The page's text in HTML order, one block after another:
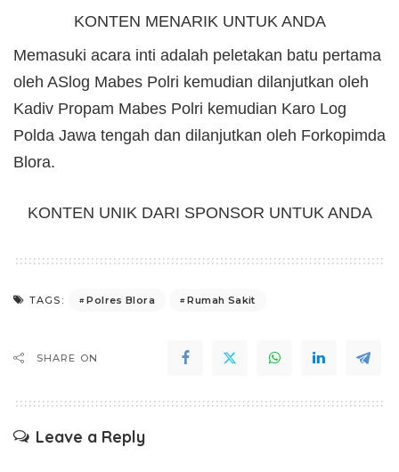
KONTEN MENARIK UNTUK ANDA
Memasuki acara inti adalah peletakan batu pertama
oleh ASlog Mabes Polri kemudian dilanjutkan oleh
Kadiv Propam Mabes Polri kemudian Karo Log
Polda Jawa tengah dan dilanjutkan oleh Forkopimda
Blora.
KONTEN UNIK DARI SPONSOR UNTUK ANDA
TAGS: Polres Blora Rumah Sakit
SHARE ON
Leave a Reply